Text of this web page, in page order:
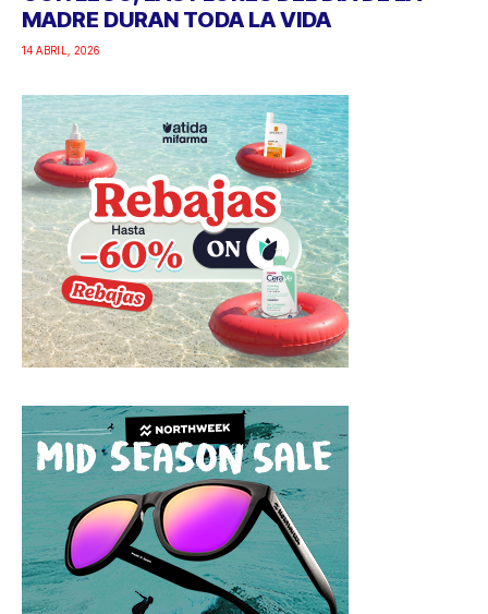
MADRE DURAN TODA LA VIDA
14 ABRIL, 2026